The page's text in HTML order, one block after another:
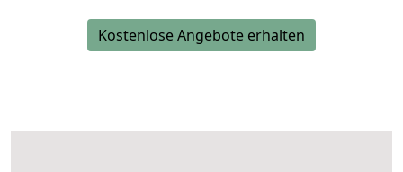
Kostenlose Angebote erhalten